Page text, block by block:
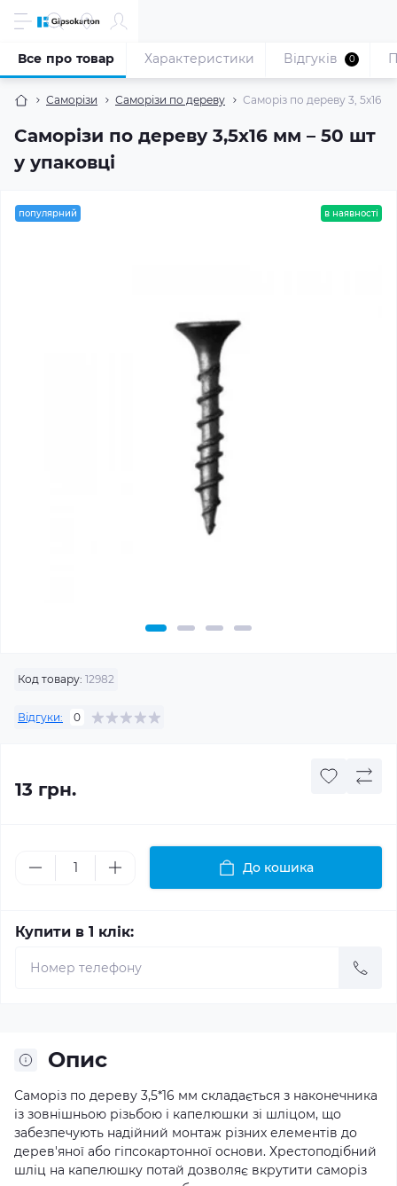
Саморізи Саморізи по дереву Саморіз по дереву 3, 5x16
Саморізи по дереву 3,5x16 мм – 50 шт
у упаковці
Все про товар Характеристики Відгуків 0
популярний в наявності
Код товару: 12982
Відгуки: 0
13 грн.
До кошика
Купити в 1 клік:
Опис
Саморіз по дереву 3,5*16 мм складається з наконечника
із зовнішньою різьбою і капелюшки зі шліцом, що
забезпечують надійний монтаж різних елементів до
дерев'яної або гіпсокартонної основи. Хрестоподібний
шліц на капелюшку потай дозволяє вкрутити саморіз